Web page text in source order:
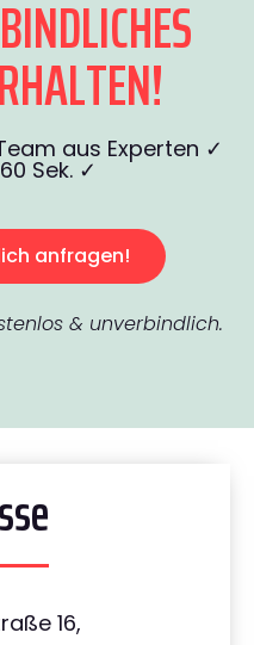
aus Experten ✓
Sek. ✓
anfragen!
& unverbindlich.
16,